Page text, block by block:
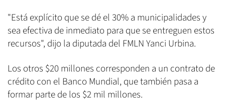
"Está explícito que se dé el 30% a municipalidades y
sea efectiva de inmediato para que se entreguen estos
recursos", dijo la diputada del FMLN Yanci Urbina.
Los otros $20 millones corresponden a un contrato de
crédito con el Banco Mundial, que también pasa a
formar parte de los $2 mil millones.